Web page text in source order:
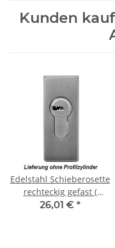
Kunden
Edelstahl Schieberosette
rechteckig gefast (
massiv)
26,01 € *